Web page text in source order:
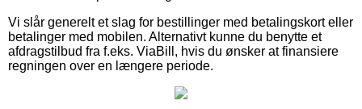
Vi slår generelt et slag for bestillinger med betalingskort eller
betalinger med mobilen. Alternativt kunne du benytte et
afdragstilbud fra f.eks. ViaBill, hvis du ønsker at finansiere
regningen over en længere periode.